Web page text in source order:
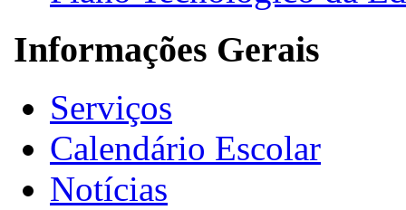
Informações Gerais
Serviços
Calendário Escolar
Notícias